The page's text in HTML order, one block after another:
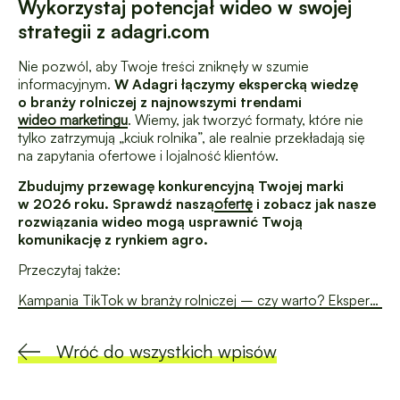
Wykorzystaj potencjał wideo w swojej
strategii z adagri.com
Nie pozwól, aby Twoje treści zniknęły w szumie
informacyjnym. W Adagri łączymy ekspercką wiedzę
o branży rolniczej z najnowszymi trendami
wideo marketingu. Wiemy, jak tworzyć formaty, które nie
tylko zatrzymują „kciuk rolnika”, ale realnie przekładają się
na zapytania ofertowe i lojalność klientów.
Zbudujmy przewagę konkurencyjną Twojej marki
w 2026 roku. Sprawdź nasząofertę i zobacz jak nasze
rozwiązania wideo mogą usprawnić Twoją
komunikację z rynkiem agro.
Przeczytaj także:
Kampania TikTok w branży rolniczej – czy warto? Eksperckie porównanie z Facebookiem
Wróć do wszystkich wpisów